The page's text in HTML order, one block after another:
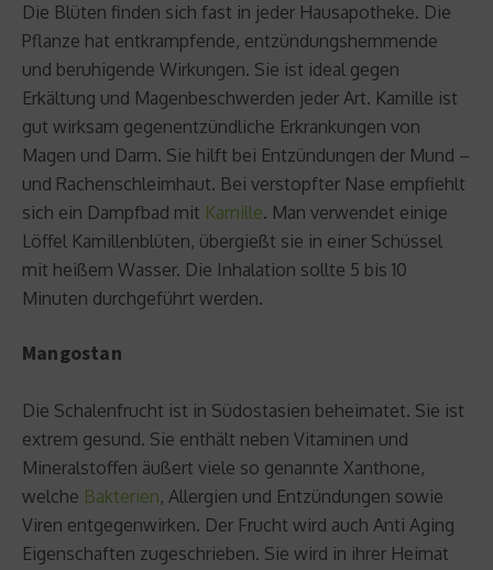
Die Blüten finden sich fast in jeder Hausapotheke. Die
Pflanze hat entkrampfende, entzündungshemmende
und beruhigende Wirkungen. Sie ist ideal gegen
Erkältung und Magenbeschwerden jeder Art. Kamille ist
gut wirksam gegenentzündliche Erkrankungen von
Magen und Darm. Sie hilft bei Entzündungen der Mund –
und Rachenschleimhaut. Bei verstopfter Nase empfiehlt
sich ein Dampfbad mit Kamille. Man verwendet einige
Löffel Kamillenblüten, übergießt sie in einer Schüssel
mit heißem Wasser. Die Inhalation sollte 5 bis 10
Minuten durchgeführt werden.
Mangostan
Die Schalenfrucht ist in Südostasien beheimatet. Sie ist
extrem gesund. Sie enthält neben Vitaminen und
Mineralstoffen äußert viele so genannte Xanthone,
welche Bakterien, Allergien und Entzündungen sowie
Viren entgegenwirken. Der Frucht wird auch Anti Aging
Eigenschaften zugeschrieben. Sie wird in ihrer Heimat